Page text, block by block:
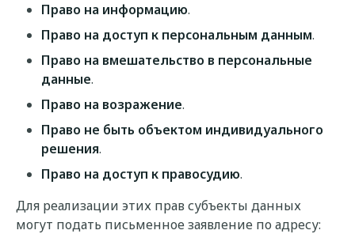
Право на информацию.
Право на доступ к персональным данным.
Право на вмешательство в персональные
данные.
Право на возражение.
Право не быть объектом индивидуального
решения.
Право на доступ к правосудию.
Для реализации этих прав субъекты данных
могут подать письменное заявление по адресу: